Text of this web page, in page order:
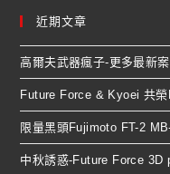
近期文章
高爾夫武器瘋子-更多最新
Future Force & Kyoei 共
限量黑頭Fujimoto FT-2
中秋誘惑-Future Force 3D